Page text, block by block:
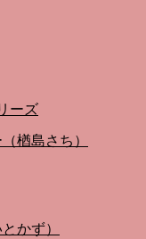
ーズ
楢島さち）
かず）